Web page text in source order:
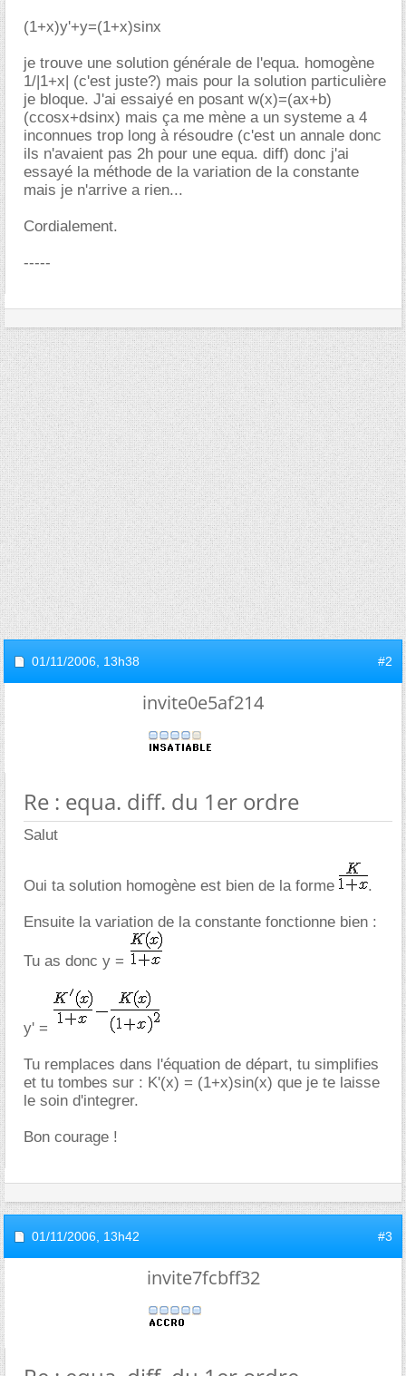
(1+x)y'+y=(1+x)sinx
je trouve une solution générale de l'equa. homogène
1/|1+x| (c'est juste?) mais pour la solution particulière
je bloque. J'ai essaiyé en posant w(x)=(ax+b)
(ccosx+dsinx) mais ça me mène a un systeme a 4
inconnues trop long à résoudre (c'est un annale donc
ils n'avaient pas 2h pour une equa. diff) donc j'ai
essayé la méthode de la variation de la constante
mais je n'arrive a rien...
Cordialement.
-----
01/11/2006, 13h38 #2
invite0e5af214
Re : equa. diff. du 1er ordre
Salut
Oui ta solution homogène est bien de la forme .
Ensuite la variation de la constante fonctionne bien :
Tu as donc y =
y' =
Tu remplaces dans l'équation de départ, tu simplifies
et tu tombes sur : K'(x) = (1+x)sin(x) que je te laisse
le soin d'integrer.
Bon courage !
01/11/2006, 13h42 #3
invite7fcbff32